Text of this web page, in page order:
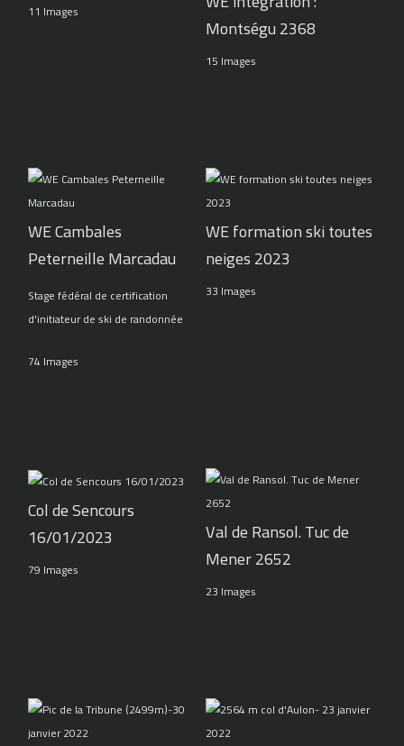
11 Images
Montségu 2368
15 Images
WE Cambales
Peterneille Marcadau
Stage fédéral de certification
d'initiateur de ski de randonnée
74 Images
WE formation ski toutes
neiges 2023
33 Images
Col de Sencours
16/01/2023
79 Images
Val de Ransol. Tuc de
Mener 2652
23 Images